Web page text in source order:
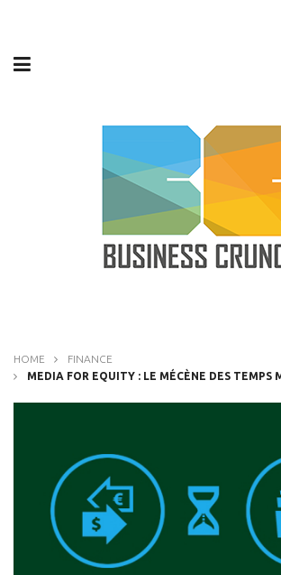
HOME
FINANCE
MEDIA FOR EQUITY : LE MÉCÈNE DES TEMPS